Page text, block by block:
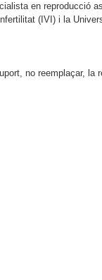
en reproducció
(IVI) i la
no reemplaçar,